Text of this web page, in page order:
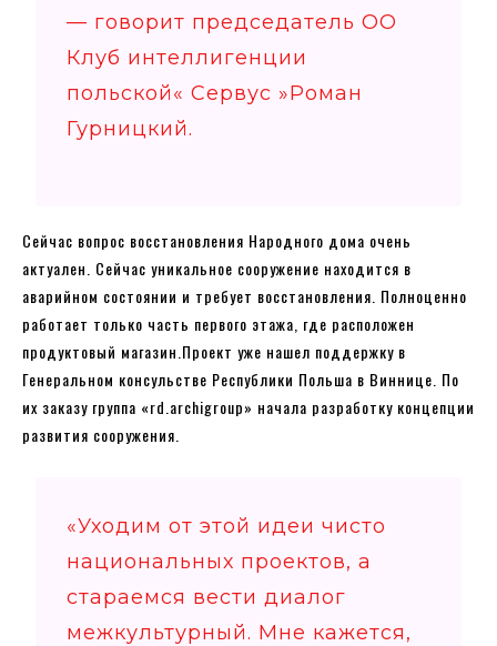
— говорит председатель ОО
Клуб интеллигенции
польской« Сервус »Роман
Гурницкий.
Сейчас вопрос восстановления Народного дома очень
актуален. Сейчас уникальное сооружение находится в
аварийном состоянии и требует восстановления. Полноценно
работает только часть первого этажа, где расположен
продуктовый магазин.Проект уже нашел поддержку в
Генеральном консульстве Республики Польша в Виннице. По
их заказу группа «rd.archigroup» начала разработку концепции
развития сооружения.
«Уходим от этой идеи чисто
национальных проектов, а
стараемся вести диалог
межкультурный. Мне кажется,